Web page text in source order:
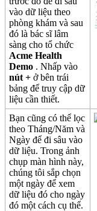
vào dữ liệu theo
phòng khám và sau
đó là bác sĩ lâm
sàng cho tổ chức
Acme Health
Demo . Nhấp vào
nút + ở bên trái
bảng để truy cập dữ
liệu cần thiết.
Bạn cũng có thể lọc
theo Tháng/Năm và
Ngày để đi sâu vào
dữ liệu. Trong ảnh
chụp màn hình này,
chúng tôi sắp chọn
một ngày để xem
dữ liệu đó cho ngày
đó một cách cụ thể.